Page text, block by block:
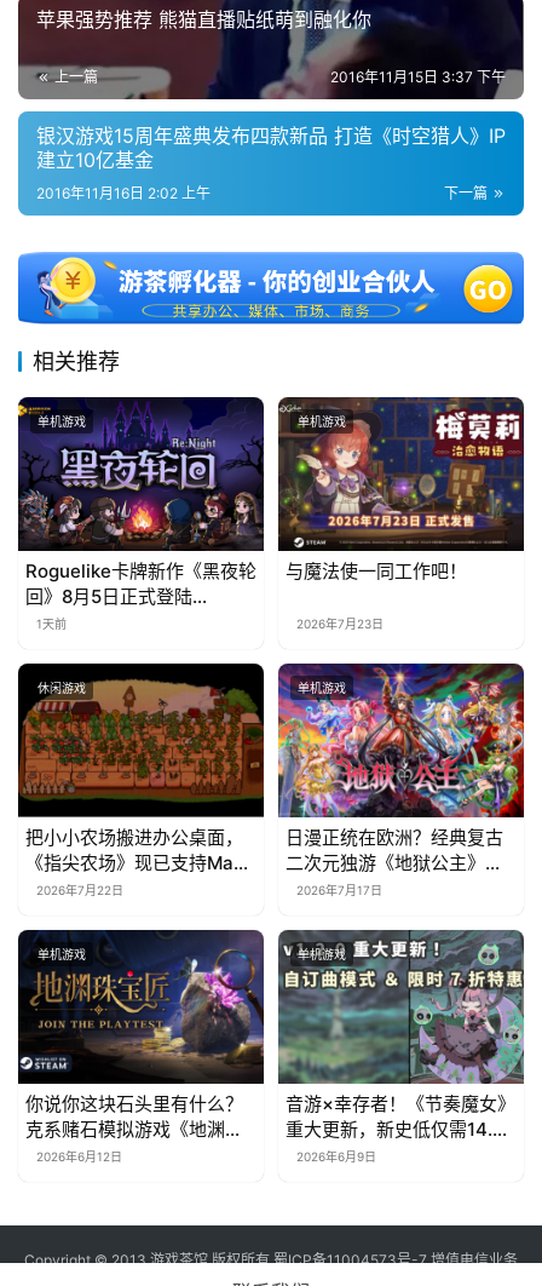
3
日
游
茶
接
会
上
海
站
中
文
(
中
国
苹果强势推荐 熊猫直播贴纸萌到融化你
上一篇 2016年11月15日 3:37 下午
银汉游戏15周年盛典发布四款新品 打造《时空猎人》IP
建立10亿基金
下一篇
2016年11月16日 2:02 上午
相关推荐
单机游戏
Roguelike卡牌新作《黑夜轮
回》8月5日正式登陆
Steam，首发9折优惠开启
1天前
单机游戏
与魔法使一同工作吧！
2026年7月23日
休闲游戏
把小小农场搬进办公桌面，
《指尖农场》现已支持Mac
系统！
2026年7月22日
单机游戏
日漫正统在欧洲？经典复古
二次元独游《地狱公主》现
已EA上线
2026年7月17日
单机游戏
你说你这块石头里有什么？
克系赌石模拟游戏《地渊珠
宝匠》6月12日开启Steam
2026年6月12日
单机游戏
音游×幸存者！《节奏魔女》
重大更新，新史低仅需14.7
元2026年6月9日
Copyright © 2013 游戏茶馆 版权所有蜀ICP备11004573号-7增值电信业务
经营许可证 川B2-20170060号